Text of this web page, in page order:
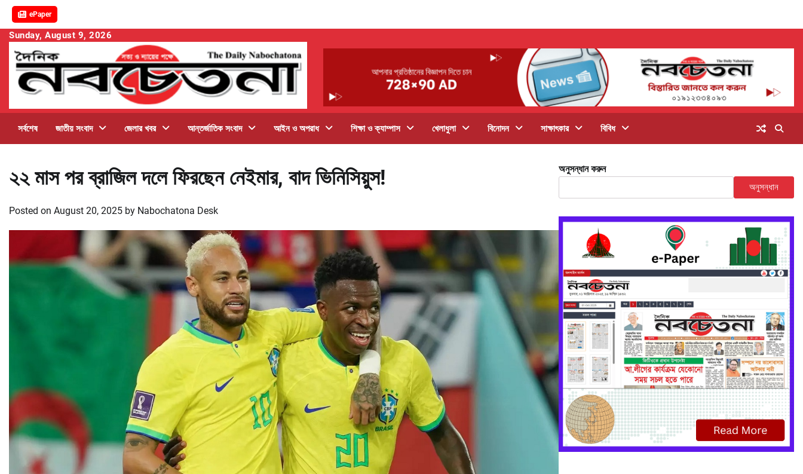
ePaper
Skip
content
Sunday, August 9, 2026
সর্বশেষ জাতীয় সংবাদ জেলার খবর আন্তর্জাতিক সংবাদ আইন ও অপরাধ শিক্ষা ও ক্যাম্পাস খেলাধুলা বিনোদন সাক্ষাৎকার বিবিধ
২২ মাস পর ব্রাজিল দলে ফিরছেন নেইমার, বাদ ভিনিসিয়ুস!
Posted on August 20, 2025 by Nabochatona Desk
অনুসন্ধান করুন
অনুসন্ধান